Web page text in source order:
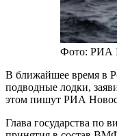
Фото: РИА
В ближайшее время в
подводные лодки,
этом пишут РИА
Глава государства по